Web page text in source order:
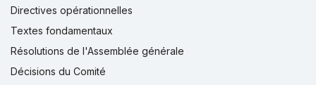
Directives opérationnelles
Textes fondamentaux
Résolutions de l'Assemblée générale
Décisions du Comité